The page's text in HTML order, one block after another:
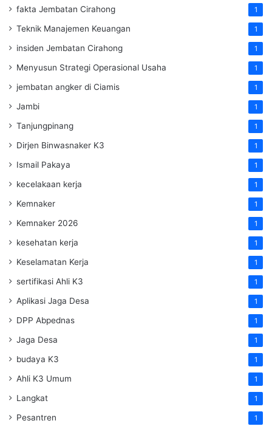
fakta Jembatan Cirahong 1
Teknik Manajemen Keuangan 1
insiden Jembatan Cirahong 1
Menyusun Strategi Operasional Usaha 1
jembatan angker di Ciamis 1
Jambi 1
Tanjungpinang 1
Dirjen Binwasnaker K3 1
Ismail Pakaya 1
kecelakaan kerja 1
Kemnaker 1
Kemnaker 2026 1
kesehatan kerja 1
Keselamatan Kerja 1
sertifikasi Ahli K3 1
Aplikasi Jaga Desa 1
DPP Abpednas 1
Jaga Desa 1
budaya K3 1
Ahli K3 Umum 1
Langkat 1
Pesantren 1